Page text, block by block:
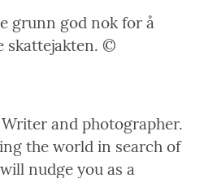
grunn god nok for å
skattejakten. ©
Writer and photographer.
the world in search of
nudge you as a